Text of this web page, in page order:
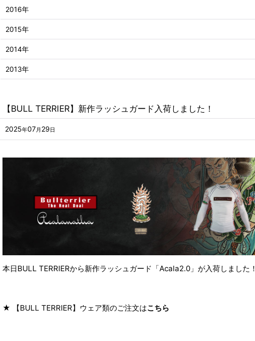
【BULL TERRIER】新作ラッシュガード入荷しました！
2025年07月 29日
本日BULL TERRIERから新作ラッシュガード「Acala2.0」が入荷しました！
★ 【BULL TERRIER】ウェア類のご注文はこちら
2016年
2015年
2014年
2013年